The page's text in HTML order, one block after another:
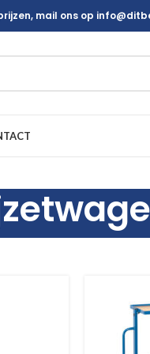
mail ons op